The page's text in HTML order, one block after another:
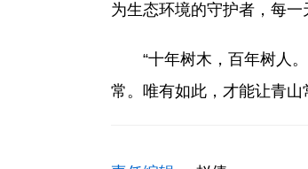
为生态环境的守护者，每一
“十年树木，百年树人。”
常。唯有如此，才能让青